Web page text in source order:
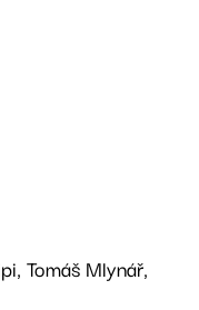
Tomáš Mlynář,